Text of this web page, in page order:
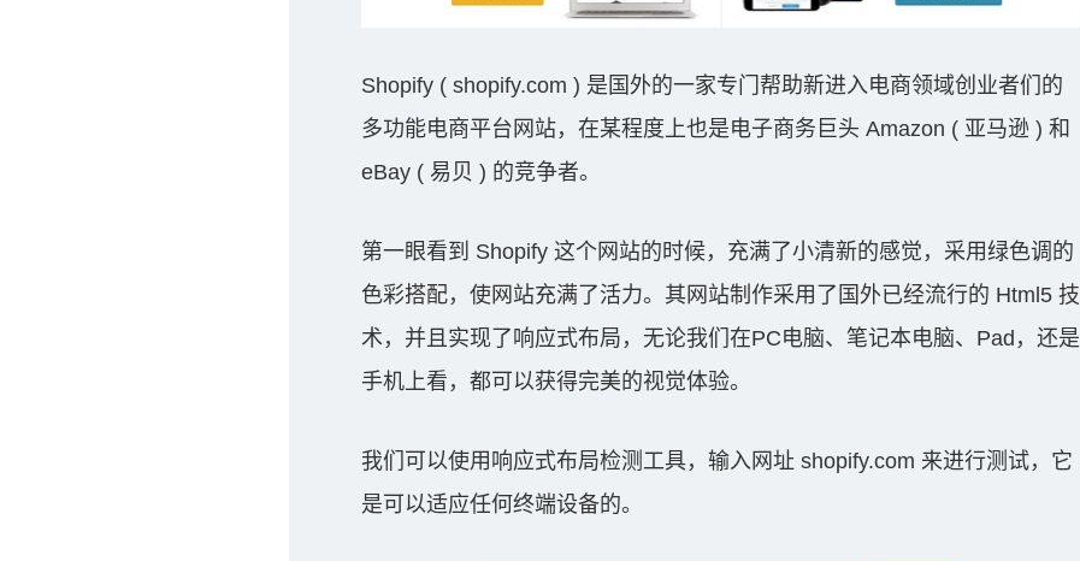
Shopify ( shopify.com ) 是国外的一家专门帮助新进入电商领域创业者们的
多功能电商平台网站，在某程度上也是电子商务巨头 Amazon ( 亚马逊 ) 和
eBay ( 易贝 ) 的竞争者。
第一眼看到 Shopify 这个网站的时候，充满了小清新的感觉，采用绿色调的
色彩搭配，使网站充满了活力。其网站制作采用了国外已经流行的 Html5 技
术，并且实现了响应式布局，无论我们在PC电脑、笔记本电脑、Pad，还是
手机上看，都可以获得完美的视觉体验。
我们可以使用响应式布局检测工具，输入网址 shopify.com 来进行测试，它
是可以适应任何终端设备的。